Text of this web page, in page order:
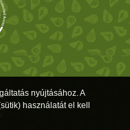
nyújtásához. A
használatát el kell